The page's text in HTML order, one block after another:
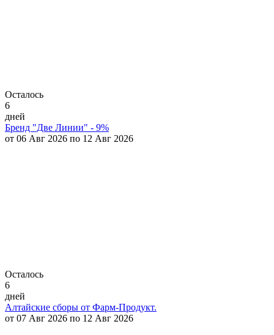
Осталось
6
дней
Бренд "Две Линии" - 9%
от 06 Авг 2026 по 12 Авг 2026
Осталось
6
дней
Алтайские сборы от Фарм-Продукт.
от 07 Авг 2026 по 12 Авг 2026